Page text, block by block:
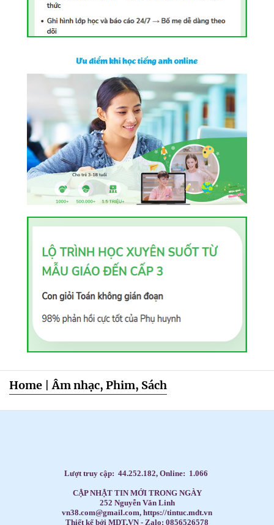
Home |Âm nhạc, Phim, Sách
Lượt truy cập: 44.252.182, Online: 1.066
CẬP NHẬT TIN MỚI TRONG NGÀY
252 Nguyễn Văn Linh
vn38.com@gmail.com, https://tintuc.mdt.vn
Thiết kế bởi MDT.VN - Zalo: 0856526578